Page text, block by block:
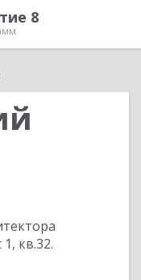
8
кв.32.